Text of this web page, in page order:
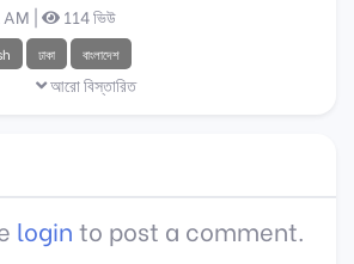
| 114 ভিউ
ঢাকা বাংলাদেশ
আরো বিস্তারিত
login to post a comment.